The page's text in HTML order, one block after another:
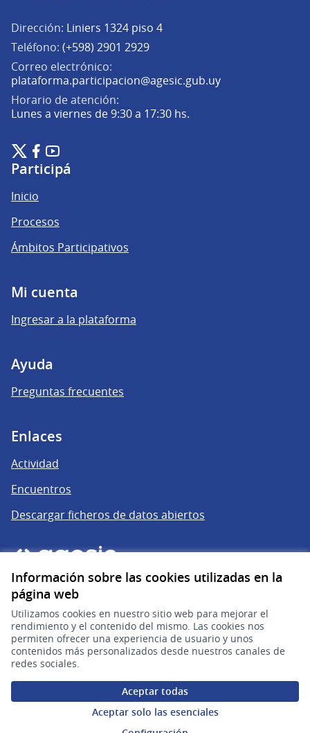
Información sobre las cookies utilizadas en la
página web
Utilizamos cookies en nuestro sitio web para mejorar el
rendimiento y el contenido del mismo. Las cookies nos
permiten ofrecer una experiencia de usuario y unos
contenidos más personalizados desde nuestros canales de
redes sociales.
Aceptar todas
Aceptar solo las esenciales
Dirección: Liniers 1324 piso 4
Teléfono: (+598) 2901 2929
Correo electrónico:
plataforma.participacion@agesic.gub.uy(Abrir en una
Horario de atención:
Lunes a viernes de 9:30 a 17:30 hs.
Plataforma de Participación Ciudadana Digital en X
(Enlace externo)
Plataforma de Participación Ciudadana Digital en Facebook
(Enlace externo)
Plataforma de Participación Ciudadana Digital en
(Enlace externo)
Participá
Inicio
Procesos
Ámbitos Participativos
Mi cuenta
Ingresar a la plataforma
Ayuda
Preguntas frecuentes
Enlaces
Actividad
Encuentros
Descargar ficheros de datos abiertos
gub.uy
(Enlace externo)
Sitio oficial de la República Oriental del Uruguay
Configuración de cookies